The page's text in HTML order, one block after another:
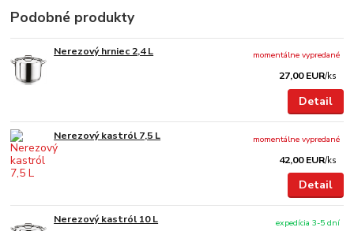
Podobné produkty
Nerezový hrniec 2,4 L
27,00 EUR/ks
momentálne vypredané
Detail
Nerezový kastról 7,5 L
42,00 EUR/ks
momentálne vypredané
Detail
Nerezový kastról 10 L
expedícia 3-5 dní